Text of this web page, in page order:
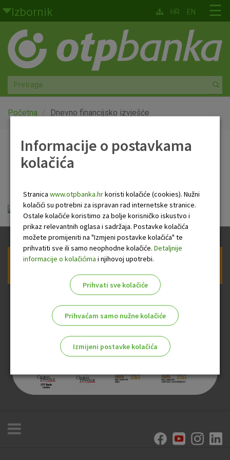
Skoči na glavni sadržaj
Izbornik
Građani
Privatno bankarstvo
Agro
Mala poduzeća i obrtnici
Globalna tržišta
O nama
☰
HR EN
Početna Dnevno financijsko izvješće
Dnevno financijsko
Dnevno financijsko izvješće.pdf
Prijava na newsletter OTP banke
Informacije o postavkama
kolačića
Stranica www.otpbanka.hrkoristi kolačiće (cookies). Nužni
kolačići su potrebni za ispravan rad internetske stranice.
Ostale kolačiće koristimo za bolje korisničko iskustvo i
prikaz relevantnih oglasa i sadržaja. Postavke kolačića
možete promijeniti na "Izmjeni postavke kolačića" te
prihvatiti sve ili samo neophodne kolačiće. Detaljnije
informacije o kolačićima i njihovoj upotrebi.
Prihvati sve kolačiće
Prihvaćam samo nužne kolačiće
Izmijeni postavke kolačića